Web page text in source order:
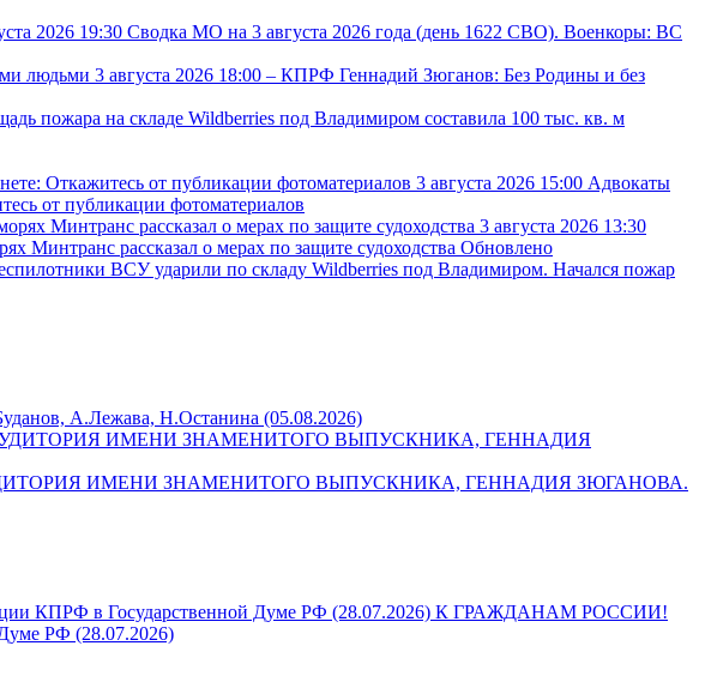
2026 19:30 Сводка МО на 3 августа 2026 года (день 1622 СВО). Военкоры: ВС
3 августа 2026 18:00 – КПРФ Геннадий Зюганов: Без Родины и без
пожара на складе Wildberries под Владимиром составила 100 тыс. кв. м
3 августа 2026 15:00 Адвокаты
от публикации фотоматериалов
3 августа 2026 13:30
Минтранс рассказал о мерах по защите судоходства Обновлено
ВСУ ударили по складу Wildberries под Владимиром. Начался пожар
А.Лежава, Н.Останина (05.08.2026)
ИМЕНИ ЗНАМЕНИТОГО ВЫПУСКНИКА, ГЕННАДИЯ ЗЮГАНОВА.
К ГРАЖДАНАМ РОССИИ!
РФ (28.07.2026)